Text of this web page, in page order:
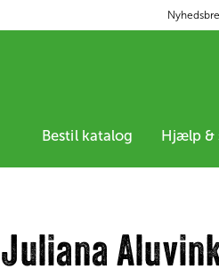
Bestil katalog Hjælp &
Juliana